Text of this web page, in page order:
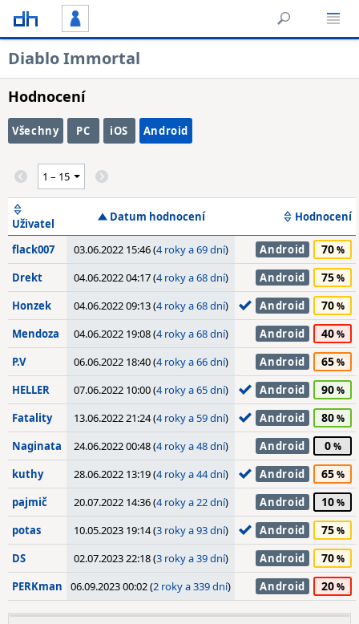
Diablo Immortal
Hodnocení
Všechny PC iOS Android
Uživatel Datum hodnocení Hodnocení
flack007 03.06.2022 15:46 (4 roky a 69 dní) Android 70
Drekt 04.06.2022 04:17 (4 roky a 68 dní) Android 75
Honzek 04.06.2022 09:13 (4 roky a 68 dní) Android 70
Mendoza 04.06.2022 19:08 (4 roky a 68 dní) Android 40
P.V 06.06.2022 18:40 (4 roky a 66 dní) Android 65
HELLER 07.06.2022 10:00 (4 roky a 65 dní) Android 90
Fatality 13.06.2022 21:24 (4 roky a 59 dní) Android 80
Naginata 24.06.2022 00:48 (4 roky a 48 dní) Android 0
kuthy 28.06.2022 13:19 (4 roky a 44 dní) Android 65
pajmič 20.07.2022 14:36 (4 roky a 22 dní) Android 10
potas 10.05.2023 19:14 (3 roky a 93 dní) Android 75
DS 02.07.2023 22:18 (3 roky a 39 dní) Android 70
PERKman 06.09.2023 00:02 (2 roky a 339 dní) Android 20